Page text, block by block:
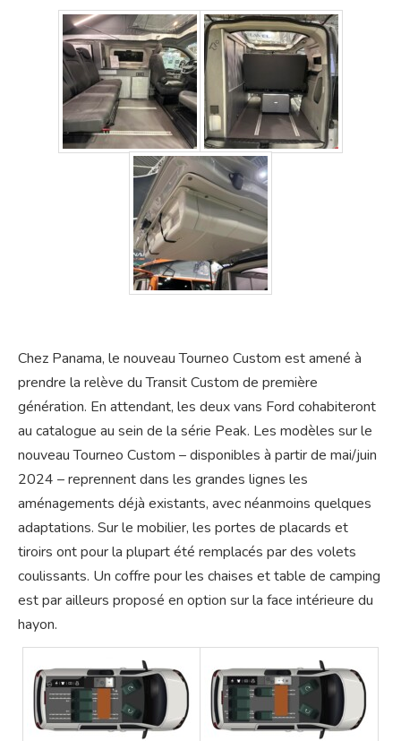
Chez Panama, le nouveau Tourneo Custom est amené à
prendre la relève du Transit Custom de première
génération. En attendant, les deux vans Ford cohabiteront
au catalogue au sein de la série Peak. Les modèles sur le
nouveau Tourneo Custom – disponibles à partir de mai/juin
2024 – reprennent dans les grandes lignes les
aménagements déjà existants, avec néanmoins quelques
adaptations. Sur le mobilier, les portes de placards et
tiroirs ont pour la plupart été remplacés par des volets
coulissants. Un coffre pour les chaises et table de camping
est par ailleurs proposé en option sur la face intérieure du
hayon.